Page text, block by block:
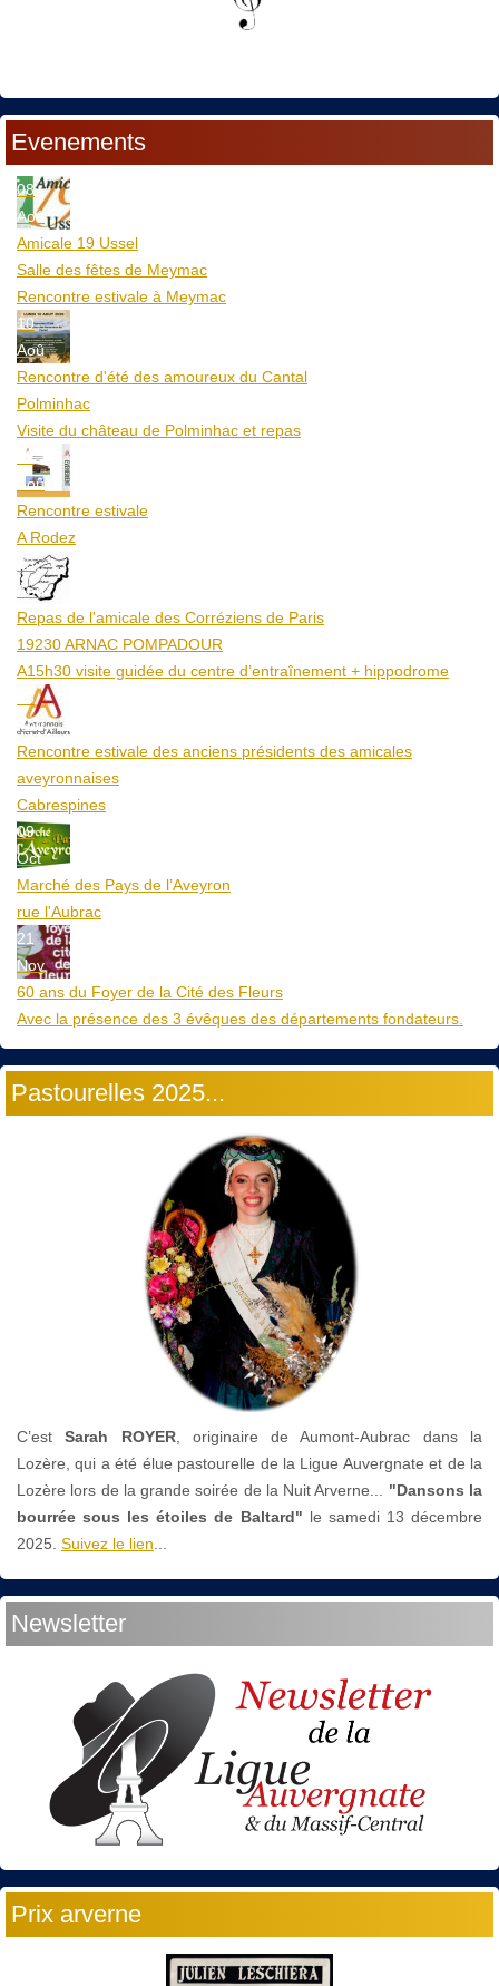
Evenements
08
Aoû
Amicale 19 Ussel
Salle des fêtes de Meymac
Rencontre estivale à Meymac
10
Aoû
Rencontre d'été des amoureux du Cantal
Polminhac
Visite du château de Polminhac et repas
12
Aoû
Rencontre estivale
A Rodez
23
Aoû
Repas de l'amicale des Corréziens de Paris
19230 ARNAC POMPADOUR
A15h30 visite guidée du centre d’entraînement + hippodrome
25
Aoû
Rencontre estivale des anciens présidents des amicales
aveyronnaises
Cabrespines
09
Oct
Marché des Pays de l’Aveyron
rue l'Aubrac
21
Nov
60 ans du Foyer de la Cité des Fleurs
Avec la présence des 3 évêques des départements fondateurs.
Pastourelles 2025...
C’estSarah ROYER, originaire de Aumont-Aubrac dans la
Lozère, qui a été élue pastourelle de la Ligue Auvergnate et de la
Lozère lors de la grande soirée de la Nuit Arverne...
"Dansons la
bourrée sous les étoiles de Baltard" le samedi 13 décembre
2025. Suivez le lien
Newsletter
Prix arverne